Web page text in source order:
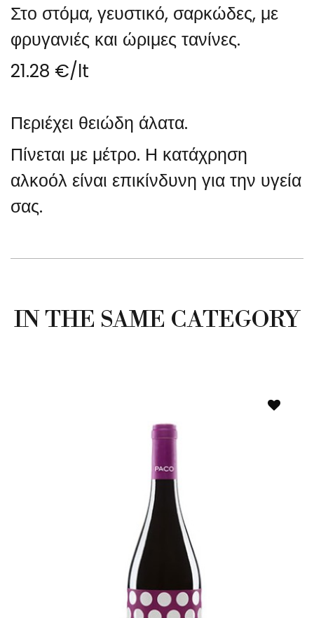
Στο στόμα, γευστικό, σαρκώδες, με
φρυγανιές και ώριμες τανίνες.
21.28 €/lt
Περιέχει θειώδη άλατα.
Πίνεται με μέτρο. Η κατάχρηση
αλκοόλ είναι επικίνδυνη για την υγεία
σας.
IN THE SAME CATEGORY